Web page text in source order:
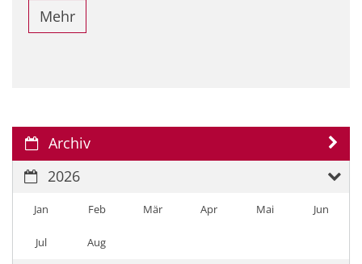
Mehr
Archiv
2026
Jan Feb Mär Apr Mai Jun
Jul Aug